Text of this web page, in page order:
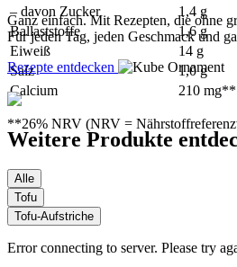
– davon Zucker
1,4 g
Ballaststoffe
1,6 g
Eiweiß
14 g
Salz
1,0 g
Calcium
210 mg**
**26% NRV (NRV =
Ganz einfach. Mit Rezepten, die ohne
Für jeden Tag, jeden Geschmack und
Rezepte entdecken
Weitere Produkte
Alle
Tofu
Tofu-Aufstriche
Error connecting to server. Please try